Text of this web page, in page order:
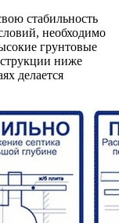
стабильность
необходимо
грунтовые
ниже
делается